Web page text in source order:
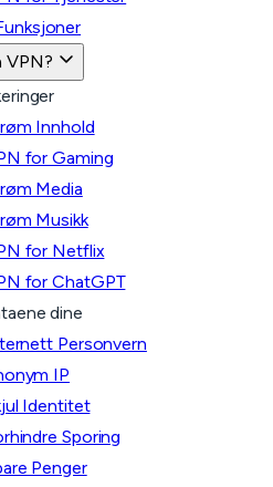
VPN?
Innhold
for Gaming
Media
Musikk
for Netflix
for ChatGPT
dine
Personvern
IP
Identitet
Sporing
Penger